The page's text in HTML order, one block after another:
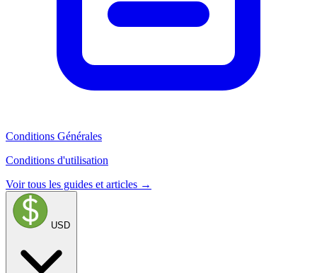
Conditions Générales
Conditions d'utilisation
Voir tous les guides et articles →
USD